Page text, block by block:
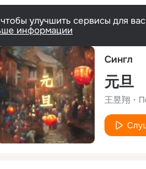
улучшить сервисы для
информации
Сингл
元旦
王昱翔